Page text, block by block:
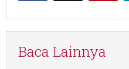
Baca Lainnya